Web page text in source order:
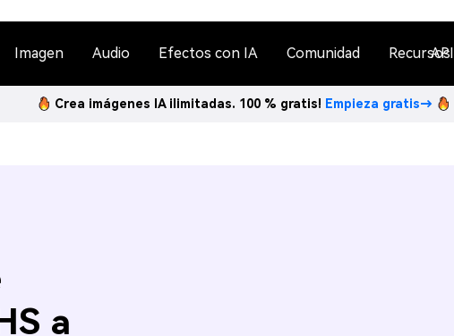
Imagen Audio Efectos con IA Comunidad Recursos
API
Crea imágenes IA ilimitadas. 100 % gratis! Empieza gratis→
a